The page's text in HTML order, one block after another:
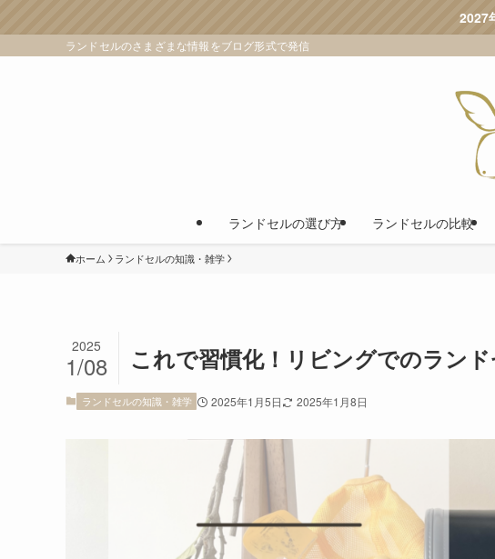
2027
ランドセルのさまざまな情報をブログ形式で発信
ランドセルの選び方 ランドセルの比較
ホーム ランドセルの知識・雑学
これで習慣化！リビングでのラン
2025
1/08
ランドセルの知識・雑学 2025年1月5日 2025年1月8日